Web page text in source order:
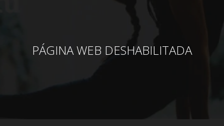
PÁGINA WEB DESHABILITADA